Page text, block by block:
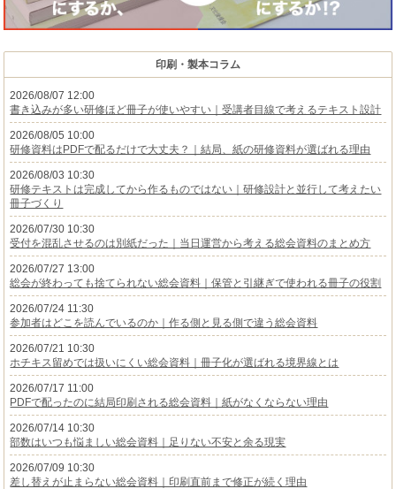
印刷・製本コラム
2026/08/07 12:00
書き込みが多い研修ほど冊子が使いやすい｜受講者目線で考えるテキスト設計
2026/08/05 10:00
研修資料はPDFで配るだけで大丈夫？｜結局、紙の研修資料が選ばれる理由
2026/08/03 10:30
研修テキストは完成してから作るものではない｜研修設計と並行して考えたい
冊子づくり
2026/07/30 10:30
受付を混乱させるのは別紙だった｜当日運営から考える総会資料のまとめ方
2026/07/27 13:00
総会が終わっても捨てられない総会資料｜保管と引継ぎで使われる冊子の役割
2026/07/24 11:30
参加者はどこを読んでいるのか｜作る側と見る側で違う総会資料
2026/07/21 10:30
ホチキス留めでは扱いにくい総会資料｜冊子化が選ばれる境界線とは
2026/07/17 11:00
PDFで配ったのに結局印刷される総会資料｜紙がなくならない理由
2026/07/14 10:30
部数はいつも悩ましい総会資料｜足りない不安と余る現実
2026/07/09 10:30
差し替えが止まらない総会資料｜印刷直前まで修正が続く理由